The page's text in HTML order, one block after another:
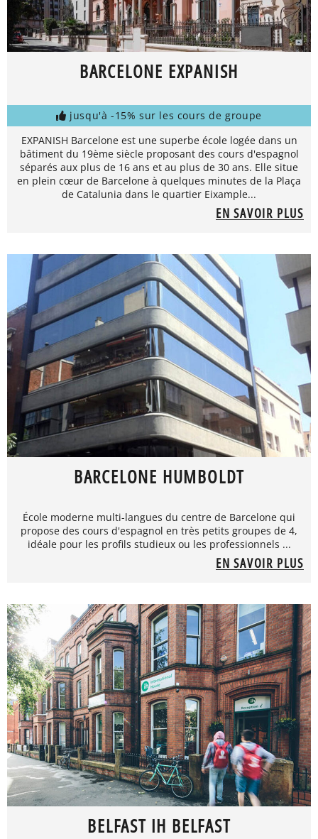
BARCELONE EXPANISH
jusqu'à -15% sur les cours de groupe
EXPANISH Barcelone est une superbe école logée dans un
bâtiment du 19ème siècle proposant des cours d'espagnol
séparés aux plus de 16 ans et au plus de 30 ans. Elle situe
en plein cœur de Barcelone à quelques minutes de la Plaça
de Catalunia dans le quartier Eixample...
EN SAVOIR PLUS
BARCELONE HUMBOLDT
École moderne multi-langues du centre de Barcelone qui
propose des cours d'espagnol en très petits groupes de 4,
idéale pour les profils studieux ou les professionnels ...
EN SAVOIR PLUS
BELFAST IH BELFAST